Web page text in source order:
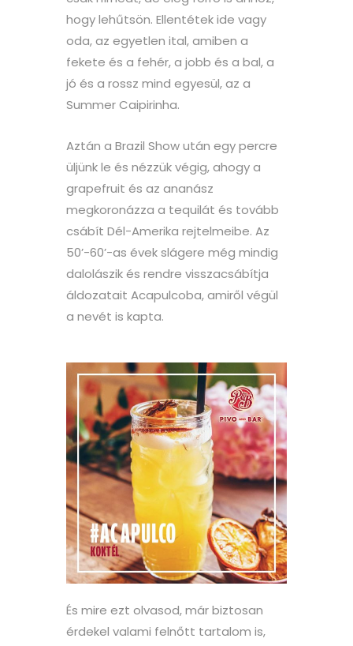
hogy lehűtsön. Ellentétek ide vagy
oda, az egyetlen ital, amiben a
fekete és a fehér, a jobb és a bal, a
jó és a rossz mind egyesül, az a
Summer Caipirinha.
Aztán a Brazil Show után egy percre
üljünk le és nézzük végig, ahogy a
grapefruit és az ananász
megkoronázza a tequilát és tovább
csábít Dél-Amerika rejtelmeibe. Az
50’-60’-as évek slágere még mindig
dalolászik és rendre visszacsábítja
áldozatait Acapulcoba, amiről végül
a nevét is kapta.
És mire ezt olvasod, már biztosan
érdekel valami felnőtt tartalom is,